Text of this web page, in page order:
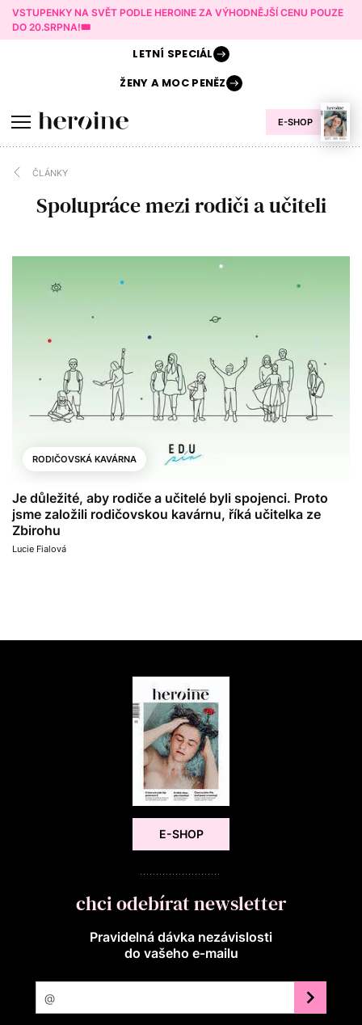
VSTUPENKY NA SVĚT PODLE HEROINE ZA VÝHODNĚJŠÍ CENU POUZE
DO 20.SRPNA!🎟️
E-SHOP
LETNÍ SPECIÁL
ŽENY AMOC PENĚZ
ČLÁNKY
Spolupráce mezi rodiči a učiteli
RODIČOVSKÁ KAVÁRNA
Je důležité, aby rodiče a učitelé byli spojenci. Proto
jsme založili rodičovskou kavárnu, říká učitelka ze
Zbirohu
Lucie Fialová
E-SHOP
chci odebírat newsletter
Pravidelná dávka nezávislosti
do vašeho e‑mailu